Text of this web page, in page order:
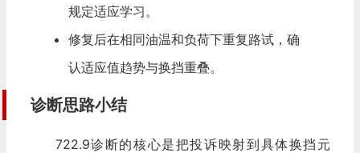
规定适应学习。
修复后在相同油温和负荷下重复路试，确
认适应值趋势与换挡重叠。
诊断思路小结
722.9诊断的核心是把投诉映射到具体换挡元